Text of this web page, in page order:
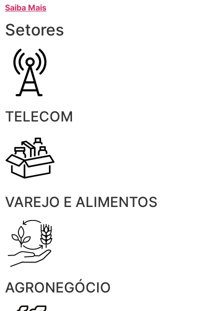
Saiba Mais
Setores
TELECOM
VAREJO E ALIMENTOS
AGRONEGÓCIO